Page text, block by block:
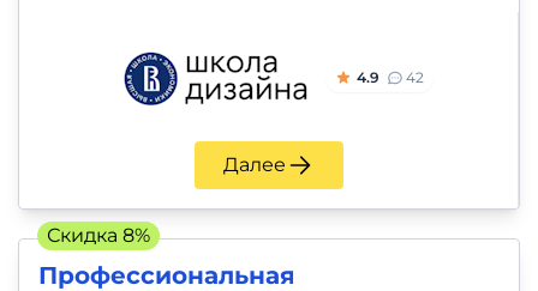
4.9 42
Далее
Профессиональная
Скидка 8%